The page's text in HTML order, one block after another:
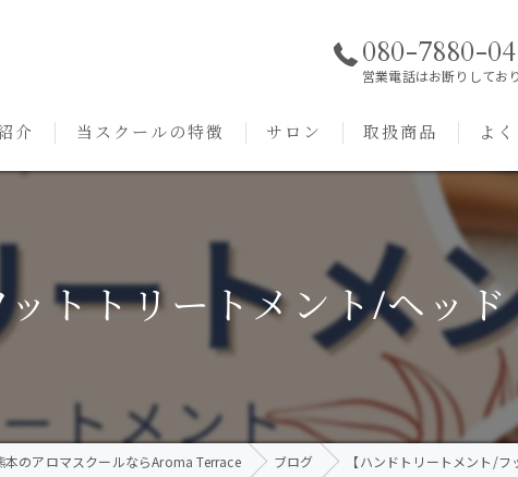
080-7880-
営業電話はお断りしており
介
・インストラクターコース
ピスト
ニークアロマ リンパドレナージュコース
当スクールの特徴
セルフメディケーション
オイル
サロン
術後・病後ケアメニュー
施術事例
取扱商品
PRANAROM
健草医学舎
バッチフラワーレメ
よ
ットトリートメント/ヘッ
本のアロマスクールならAroma Terrace ブログ 【ハンドトリートメント/